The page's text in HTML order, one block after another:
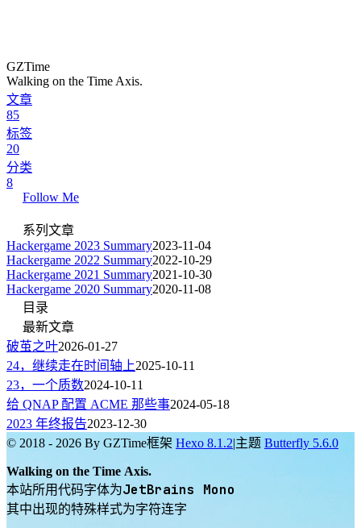
GZTime
Walking on the Time Axis.
文章
85
标签
20
分类
8
Follow Me
系列文章
Hackergame 2023 Summary2023-11-04
Hackergame 2022 Summary2022-10-29
Hackergame 2021 Summary2021-10-30
Hackergame 2020 Summary2020-11-08
目录
最新文章
破茧之叶2026-01-27
24，继续走在时间轴上2025-10-11
23，一个质数2024-10-11
给 QNAP 配置 ACME 那些事2024-05-18
2023 年终报告2023-12-30
© 2018 - 2026 By GZTime框架 Hexo 8.1.2|主题 Butterfly 5.6.0
Walking on the Time Axis.
本站所用代码字体为JetBrains Mono
其中出现的特殊样式为字符连字